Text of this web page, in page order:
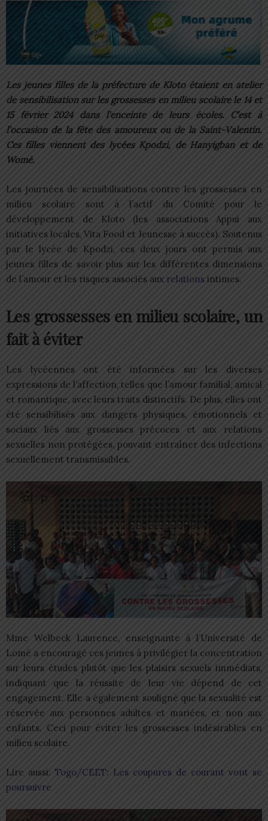
Les jeunes filles de la préfecture de Kloto étaient en atelier
de sensibilisation sur les grossesses en milieu scolaire le 14 et
15 février 2024 dans l’enceinte de leurs écoles. C’est à
l’occasion de la fête des amoureux ou de la Saint-Valentin.
Ces filles viennent des lycées Kpodzi, de Hanyigban et de
Womé.
Les journées de sensibilisations contre les grossesses en
milieu scolaire sont à l’actif du Comité pour le
développement de Kloto (les associations Appui aux
initiatives locales, Vita Food et Jeunesse à succès). Soutenus
par le lycée de Kpodzi, ces deux jours ont permis aux
jeunes filles de savoir plus sur les différentes dimensions
de l’amour et les risques associés aux relations intimes.
Les grossesses en milieu scolaire, un
fait à éviter
Les lycéennes ont été informées sur les diverses
expressions de l’affection, telles que l’amour familial, amical
et romantique, avec leurs traits distinctifs. De plus, elles ont
été sensibilisés aux dangers physiques, émotionnels et
sociaux liés aux grossesses précoces et aux relations
sexuelles non protégées, pouvant entraîner des infections
sexuellement transmissibles.
Mme Welbeck Laurence, enseignante à l’Université de
Lomé a encouragé ces jeunes à privilégier la concentration
sur leurs études plutôt que les plaisirs sexuels immédiats,
indiquant que la réussite de leur vie dépend de cet
engagement. Elle a également souligné que la sexualité est
réservée aux personnes adultes et mariées, et non aux
enfants. Ceci pour éviter les grossesses indésirables en
milieu scolaire.
Lire aussi: Togo/CEET: Les coupures de courant vont se
poursuivre